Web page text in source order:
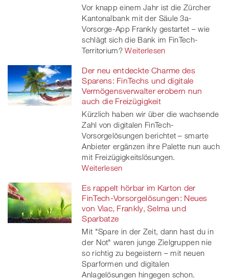
Vor knapp einem Jahr ist die Zürcher
Kantonalbank mit der Säule 3a-
Vorsorge-App Frankly gestartet – wie
schlägt sich die Bank im FinTech-
Territorium? Weiterlesen
Der neu entdeckte Charme des
Sparens: FinTechs und digitale
Vermögensverwalter erobern nun
auch die Freizügigkeit
Kürzlich haben wir über die wachsende
Zahl von digitalen FinTech-
Vorsorgelösungen berichtet – smarte
Anbieter ergänzen ihre Palette nun auch
mit Freizügigkeitslösungen.
Weiterlesen
Es rappelt hörbar im Karton der
FinTech-Vorsorgelösungen: Neues
von Viac, Frankly, Selma und
Sparbatze
Mit "Spare in der Zeit, dann hast du in
der Not" waren junge Zielgruppen nie
so richtig zu begeistern – mit neuen
Sparformen und digitalen
Anlagelösungen hingegen schon.